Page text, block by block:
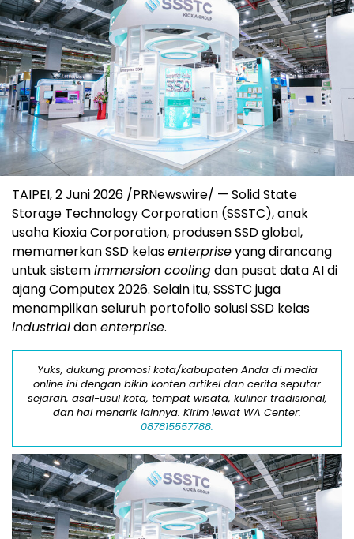
TAIPEI, 2 Juni 2026 /PRNewswire/ — Solid State
Storage Technology Corporation (SSSTC), anak
usaha Kioxia Corporation, produsen SSD global,
memamerkan SSD kelasenterpriseyang dirancang
untuk sistemimmersion coolingdan pusat data AI di
ajang Computex 2026. Selain itu, SSSTC juga
menampilkan seluruh portofolio solusi SSD kelas
industrialdanenterprise.
Yuks, dukung promosi kota/kabupaten Anda di media
online ini dengan bikin konten artikel dan cerita seputar
sejarah, asal-usul kota, tempat wisata, kuliner tradisional,
dan hal menarik lainnya. Kirim lewat WA Center:
087815557788.